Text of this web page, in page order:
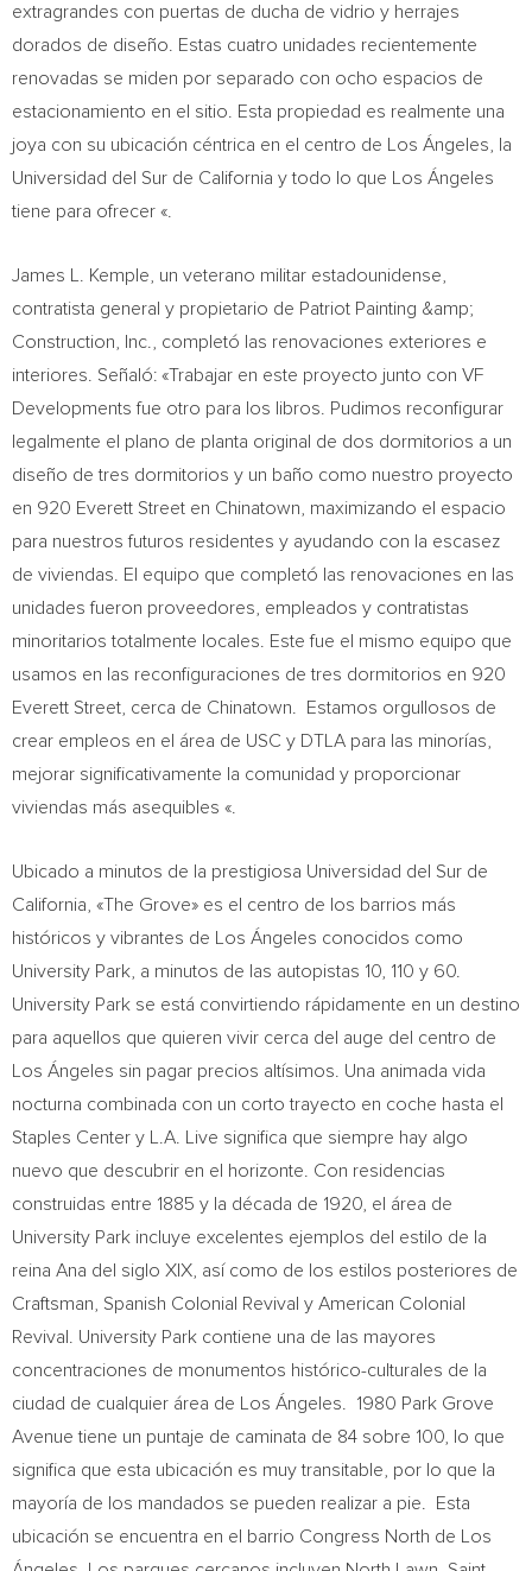
extragrandes con puertas de ducha de vidrio y herrajes
dorados de diseño. Estas cuatro unidades recientemente
renovadas se miden por separado con ocho espacios de
estacionamiento en el sitio. Esta propiedad es realmente una
joya con su ubicación céntrica en el centro de Los Ángeles, la
Universidad del Sur de California y todo lo que Los Ángeles
tiene para ofrecer «.
James L. Kemple , un veterano militar estadounidense,
contratista general y propietario de Patriot Painting &amp;
Construction, Inc., completó las renovaciones exteriores e
interiores. Señaló: «Trabajar en este proyecto junto con VF
Developments fue otro para los libros. Pudimos reconfigurar
legalmente el plano de planta original de dos dormitorios a un
diseño de tres dormitorios y un baño como nuestro proyecto
en 920 Everett Street en Chinatown, maximizando el espacio
para nuestros futuros residentes y ayudando con la escasez
de viviendas. El equipo que completó las renovaciones en las
unidades fueron proveedores, empleados y contratistas
minoritarios totalmente locales. Este fue el mismo equipo que
usamos en las reconfiguraciones de tres dormitorios en 920
Everett Street, cerca de Chinatown. Estamos orgullosos de
crear empleos en el área de USC y DTLA para las minorías,
mejorar significativamente la comunidad y proporcionar
viviendas más asequibles «.
Ubicado a minutos de la prestigiosa Universidad del Sur de
California , «The Grove» es el centro de los barrios más
históricos y vibrantes de Los Ángeles conocidos como
University Park, a minutos de las autopistas 10, 110 y 60.
University Park se está convirtiendo rápidamente en un destino
para aquellos que quieren vivir cerca del auge del centro de
Los Ángeles sin pagar precios altísimos. Una animada vida
nocturna combinada con un corto trayecto en coche hasta el
Staples Center y L.A. Live significa que siempre hay algo
nuevo que descubrir en el horizonte. Con residencias
construidas entre 1885 y la década de 1920, el área de
University Park incluye excelentes ejemplos del estilo de la
reina Ana del siglo XIX, así como de los estilos posteriores de
Craftsman, Spanish Colonial Revival y American Colonial
Revival. University Park contiene una de las mayores
concentraciones de monumentos histórico-culturales de la
ciudad de cualquier área de Los Ángeles. 1980 Park Grove
Avenue tiene un puntaje de caminata de 84 sobre 100, lo que
significa que esta ubicación es muy transitable, por lo que la
mayoría de los mandados se pueden realizar a pie. Esta
ubicación se encuentra en el barrio Congress North de Los